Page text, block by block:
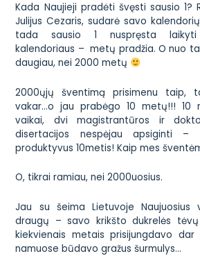
Kada Naujieji pradėti švęsti sausio 1?
Julijus Cezaris, sudarė savo
tada sausio 1 nuspręsta laikyti
kalendoriaus – metų pradžia. O nuo
daugiau, nei 2000 metų
2000ųjų šventimą prisimenu taip,
vakar…o jau prabėgo 10 metų!!! 10
vaikai, dvi magistrantūros ir
disertacijos nespėjau apsiginti
produktyvus 10metis! Kaip mes
O, tikrai ramiau, nei 2000uosius.
Jau su šeima Lietuvoje Naujuosius
draugų – savo krikšto dukrelės
kiekvienais metais prisijungdavo
namuose būdavo gražus šurmulys…